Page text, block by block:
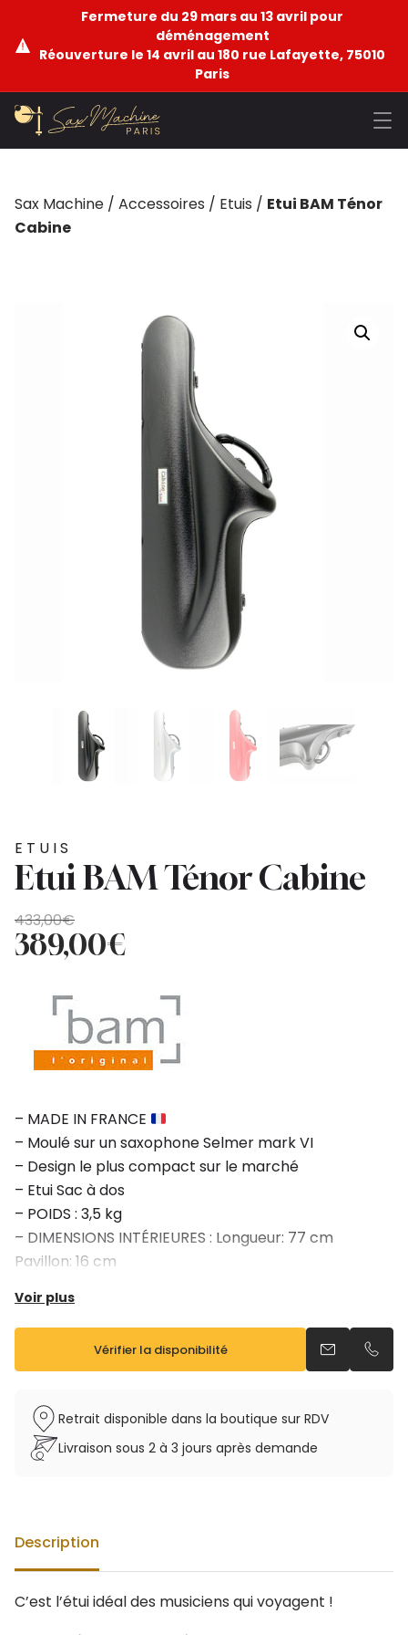
Fermeture du 29 mars au 13 avril pour
déménagement
Réouverture le 14 avril au 180 rue Lafayette, 75010
Paris
Sax Machine / Accessoires / Etuis / Etui BAM Ténor
Cabine
ETUIS
Etui BAM Ténor Cabine
433,00€
Le
prix
initial
était :
433,00€.
389,00€
Le
prix
actuel
est :
389,00€.
– MADE IN FRANCE
– Moulé sur un saxophone Selmer mark VI
– Design le plus compact sur le marché
– Etui Sac à dos
– POIDS : 3,5 kg
– DIMENSIONS INTÉRIEURES : Longueur: 77 cm
Pavillon: 16 cm
– Existe en noir, rouge et gris métallisé
Voir plus
Vérifier la disponibilité Envoyer un
Retrait disponible dans la boutique sur RDV
Livraison sous 2 à 3 jours après demande
Description
C’est l’étui idéal des musiciens qui voyagent !